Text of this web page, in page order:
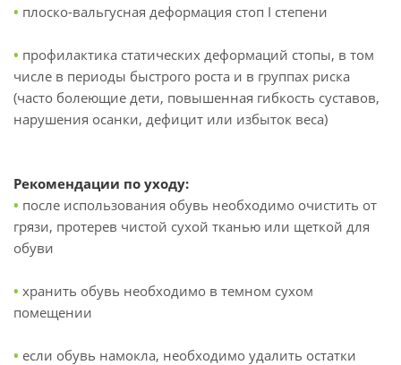
• плоско-вальгусная деформация стоп I степени
• профилактика статических деформаций стопы, в том
числе в периоды быстрого роста и в группах риска
(часто болеющие дети, повышенная гибкость суставов,
нарушения осанки, дефицит или избыток веса)
Рекомендации по уходу:
• после использования обувь необходимо очистить от
грязи, протерев чистой сухой тканью или щеткой для
обуви
• хранить обувь необходимо в темном сухом
помещении
• если обувь намокла, необходимо удалить остатки